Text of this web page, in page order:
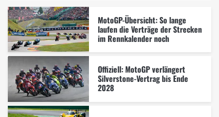
MotoGP-Übersicht: So lange
laufen die Verträge der Strecken
im Rennkalender noch
Offiziell: MotoGP verlängert
Silverstone-Vertrag bis Ende
2028